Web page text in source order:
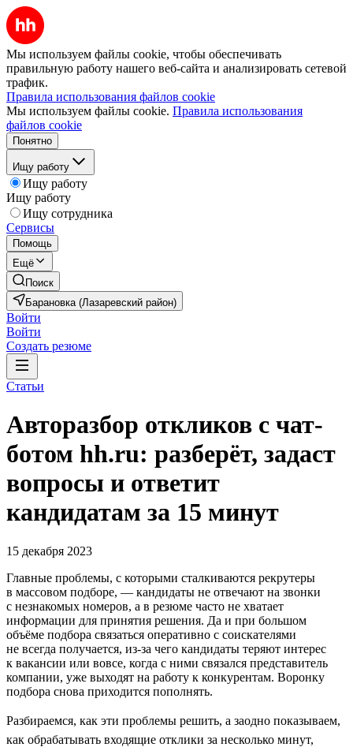
Мы используем файлы cookie, чтобы обеспечивать
правильную работу нашего веб-сайта и анализировать сетевой
трафик.
Правила использования файлов cookie
Мы используем файлы cookie. Правила использования
файлов cookie
Понятно
Ищу работу
Ищу работу
Ищу работу
Ищу сотрудника
Сервисы
Помощь
Ещё
Поиск
Барановка (Лазаревский район)
Войти
Войти
Создать резюме
Статьи
Авторазбор откликов с чат-
ботом hh.ru: разберёт, задаст
вопросы и ответит
кандидатам за 15 минут
15 декабря 2023
Главные проблемы, с которыми сталкиваются рекрутеры
в массовом подборе, — кандидаты не отвечают на звонки
с незнакомых номеров, а в резюме часто не хватает
информации для принятия решения. Да и при большом
объёме подбора связаться оперативно с соискателями
не всегда получается, из-за чего кандидаты теряют интерес
к вакансии или вовсе, когда с ними связался представитель
компании, уже выходят на работу к конкурентам. Воронку
подбора снова приходится пополнять.
Разбираемся, как эти проблемы решить, а заодно показываем,
как обрабатывать входящие отклики за несколько минут,